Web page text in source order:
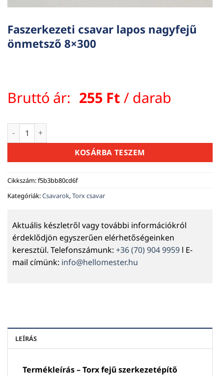
Faszerkezeti csavar lapos nagyfejű
önmetsző 8×300
Bruttó ár: 255 Ft / darab
Faszerkezeti csavar lapos nagyfejű önmetsző 8x300
KOSÁRBA TESZEM
Cikkszám:f5b3bb80cd6f
Kategóriák:Csavarok,Torx csavar
Aktuális készletről vagy további információkról
érdeklődjön egyszerűen elérhetőségeinken
keresztül. Telefonszámunk: +36 (70) 904 9959 l E-
mail címünk: info@hellomester.hu
LEÍRÁS
Termékleírás – Torx fejű szerkezetépítő